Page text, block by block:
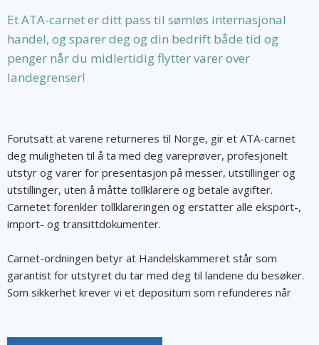
Et ATA-carnet er ditt pass til sømløs internasjonal
handel, og sparer deg og din bedrift både tid og
penger når du midlertidig flytter varer over
landegrenser!
Forutsatt at varene returneres til Norge, gir et ATA-carnet
deg muligheten til å ta med deg vareprøver, profesjonelt
utstyr og varer for presentasjon på messer, utstillinger og
utstillinger, uten å måtte tollklarere og betale avgifter.
Carnetet forenkler tollklareringen og erstatter alle eksport-,
import- og transittdokumenter.
Carnet-ordningen betyr at Handelskammeret står som
garantist for utstyret du tar med deg til landene du besøker.
Som sikkerhet krever vi et depositum som refunderes når